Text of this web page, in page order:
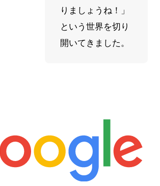
りましょうね！」
という世界を切り
開いてきました。